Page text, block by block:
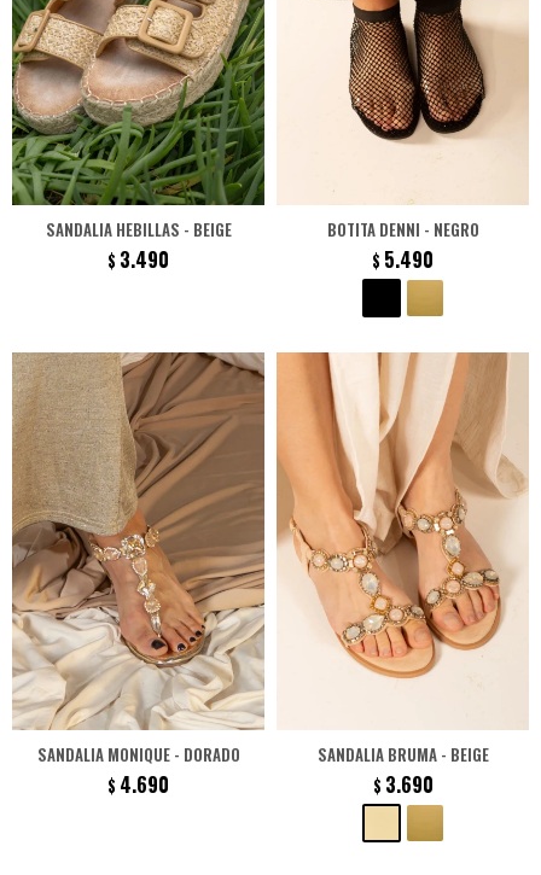
SANDALIA HEBILLAS - BEIGE
$ 3.490
BOTITA DENNI - NEGRO
$ 5.490
SANDALIA MONIQUE - DORADO
$ 4.690
SANDALIA BRUMA - BEIGE
$ 3.690